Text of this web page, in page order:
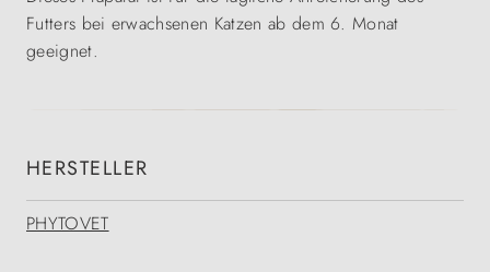
Futters bei erwachsenen Katzen ab dem 6. Monat
geeignet.
HERSTELLER
PHYTOVET